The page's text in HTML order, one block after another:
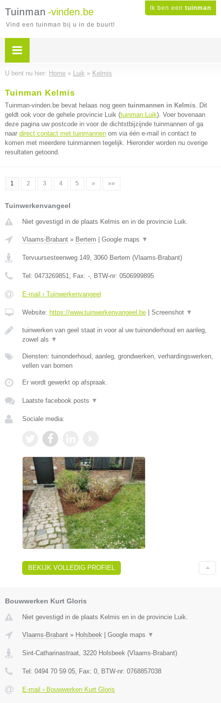
Ik ben een tuinman
Tuinman -vinden.be
Vind een tuinman bij u in de buurt!
U bent nu hier: Home » Luik » Kelmis
Tuinman Kelmis
Tuinman-vinden.be bevat helaas nog geen tuinmannen in Kelmis. Dit
geldt ook voor de gehele provincie Luik (tuinman Luik). Voer bovenaan
deze pagina uw postcode in voor de dichtstbijzijnde tuinmannen of ga
naar direct contact met tuinmannen om via één e-mail in contact te
komen met meerdere tuinmannen tegelijk. Hieronder worden nu overige
resultaten getoond.
1 2 3 4 5 » »»
Tuinwerkenvangeel
Niet gevestigd in de plaats Kelmis en in de provincie Luik.
Vlaams-Brabant » Bertem Google maps ▼
Tervuursesteenweg 149, 3060 Bertem (Vlaams-Brabant)
Tel: 0473269851, Fax: -, BTW-nr: 0506999895
E-mail › Tuinwerkenvangeel
Website: https://www.tuinwerkenvangeel.be Screenshot ▼
tuinwerken van geel staat in voor al uw tuinonderhoud en aanleg,
zowel als ▼
Diensten: tuinonderhoud, aanleg, grondwerken, verhardingswerken,
vellen van bomen
Er wordt gewerkt op afspraak.
Laatste facebook posts ▼
Sociale media:
BEKIJK VOLLEDIG PROFIEL
Bouwwerken Kurt Gloris
Niet gevestigd in de plaats Kelmis en in de provincie Luik.
Vlaams-Brabant » Holsbeek | Google maps ▼
Sint-Catharinastraat 3220 Holsbeek (Vlaams-Brabant)
Tel: 0494 70 59 05 , Fax: 0 , BTW-nr: 0768857038
E-mail › Bouwwerken Kurt Gloris